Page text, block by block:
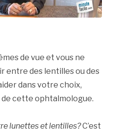
de vue et vous ne
entre des lentilles ou des
dans votre choix,
cette ophtalmologue.
lunettes et lentilles?C’est